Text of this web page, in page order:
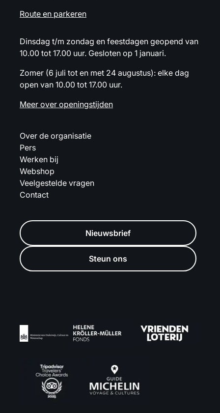
Route en parkeren
Dinsdag t/m zondag en feestdagen geopend van
10.00 tot 17.00 uur. Gesloten op 1 januari.
Zomer (6 juli tot en met 24 augustus): elke dag
open van 10.00 tot 17.00 uur.
Meer over openingstijden
Over de organisatie
Pers
Werken bij
Webshop
Veelgestelde vragen
Contact
Nieuwsbrief
Steun ons